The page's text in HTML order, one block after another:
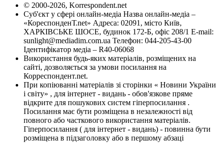
© 2000-2026, Korrespondent.net
Суб'єкт у сфері онлайн-медіа Назва онлайн-медіа –
«КореспонденТ.net» Адреса: 02091, місто Київ,
ХАРКІВСЬКЕ ШОСЕ, будинок 172-Б, офіс 208/1 E-mail:
sunlight@mediadim.com.ua Телефон: 044-205-43-00
Ідентифікатор медіа – R40-06068
Використання будь-яких матеріалів, розміщених на
сайті, дозволяється за умови посилання на
Корреспондент.net.
При копіюванні матеріалів зі сторінки « Новини України
і світу» , для інтернет - видань - обов'язкове пряме
відкрите для пошукових систем гіперпосилання .
Посилання має бути розміщена в незалежності від
повного або часткового використання матеріалів.
Гіперпосилання ( для інтернет - видань) - повинна бути
розміщена в підзаголовку або в першому абзаці